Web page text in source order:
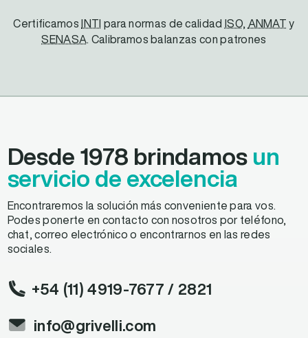
Certificamos INTI para normas de calidad ISO, ANMAT y
SENASA. Calibramos balanzas con patrones
Desde 1978 brindamos un
servicio de excelencia
Encontraremos la solución más conveniente para vos.
Podes ponerte en contacto con nosotros por teléfono,
chat, correo electrónico o encontrarnos en las redes
sociales.
+54 (11) 4919-7677 / 2821
info@grivelli.com